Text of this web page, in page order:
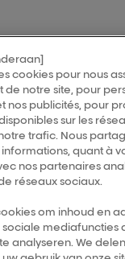
[iD]
salon
PARIS
cookies pour nous
notre site, pour
nos publicités, pour
sur les
trafic. Nous
quant à
nos partenaires
réseaux sociaux.
om inhoud en
sociale mediafuncties
analyseren. We